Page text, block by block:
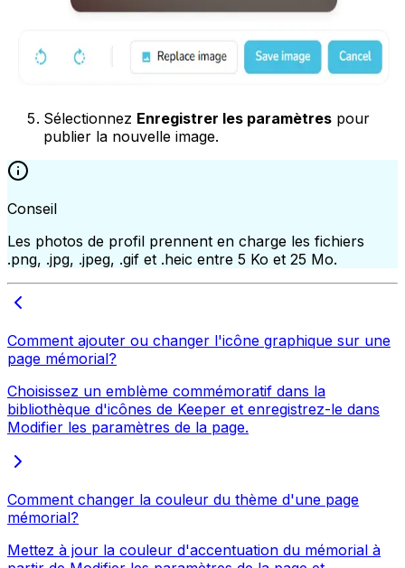
Sélectionnez Enregistrer les paramètres pour
publier la nouvelle image.
Conseil
Les photos de profil prennent en charge les fichiers
.png, .jpg, .jpeg, .gif et .heic entre 5 Ko et 25 Mo.
Comment ajouter ou changer l'icône graphique sur une
page mémorial?
Choisissez un emblème commémoratif dans la
bibliothèque d'icônes de Keeper et enregistrez-le dans
Modifier les paramètres de la page.
Comment changer la couleur du thème d'une page
mémorial?
Mettez à jour la couleur d'accentuation du mémorial à